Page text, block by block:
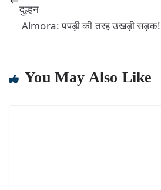
दुल्हन
Almora: पपड़ी की तरह उखड़ी सड़क!
You May Also Like